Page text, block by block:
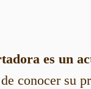
es un
conocer su